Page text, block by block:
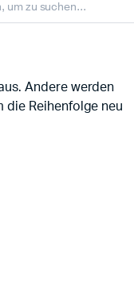
Andere werden
die Reihenfolge neu